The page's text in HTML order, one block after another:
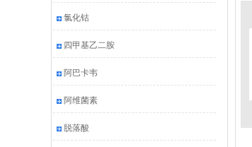
氯化钴
四甲基乙二胺
阿巴卡韦
阿维菌素
脱落酸